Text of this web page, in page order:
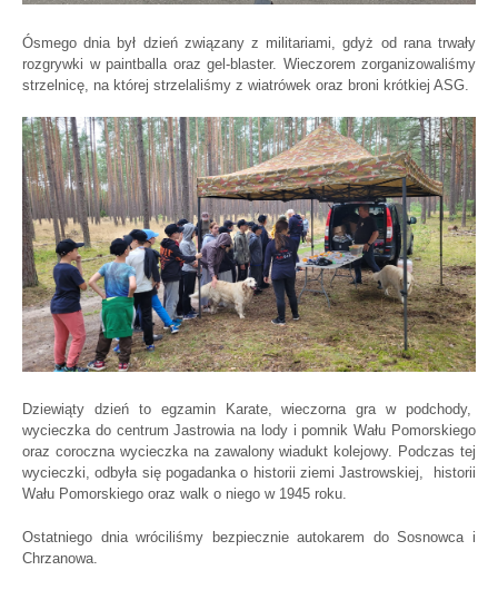
Ósmego dnia był dzień związany z militariami, gdyż od rana trwały
rozgrywki w paintballa oraz gel-blaster. Wieczorem zorganizowaliśmy
strzelnicę, na której strzelaliśmy z wiatrówek oraz broni krótkiej ASG.
Dziewiąty dzień to egzamin Karate, wieczorna gra w podchody,
wycieczka do centrum Jastrowia na lody i pomnik Wału Pomorskiego
oraz coroczna wycieczka na zawalony wiadukt kolejowy. Podczas tej
wycieczki, odbyła się pogadanka o historii ziemi Jastrowskiej, historii
Wału Pomorskiego oraz walk o niego w 1945 roku.
Ostatniego dnia wróciliśmy bezpiecznie autokarem do Sosnowca i
Chrzanowa.